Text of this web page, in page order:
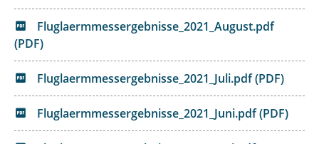
Fluglaermmessergebnisse_2021_August.pdf
(PDF)
Fluglaermmessergebnisse_2021_Juli.pdf (PDF)
Fluglaermmessergebnisse_2021_Juni.pdf (PDF)